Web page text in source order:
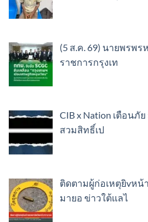
(5 ส.ค. 69) นายพรพร
ราชการกรุงเท
CIB x Nation เตือนภั
สวมสิทธิ์เป
ติดตามผู้ก่อเหตุยิvห
มายอ ข่าวใต้แลไ